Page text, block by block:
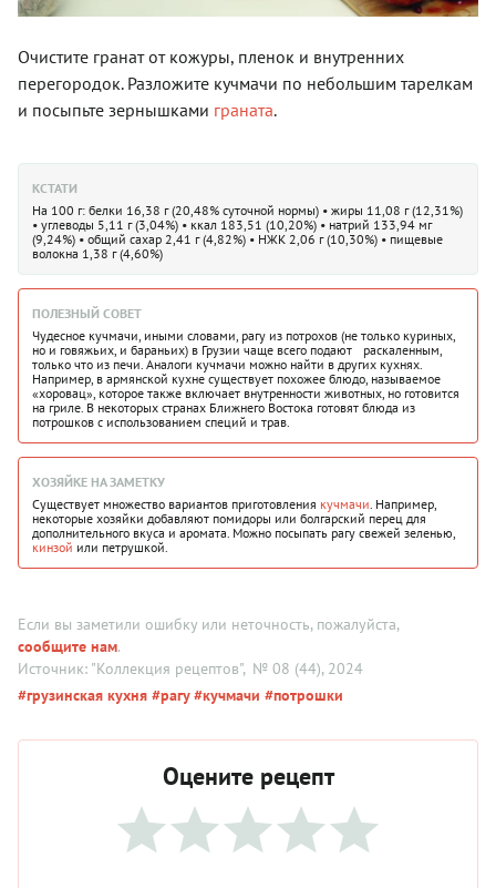
Очистите гранат от кожуры, пленок и внутренних
перегородок. Разложите кучмачи по небольшим тарелкам
и посыпьте зернышками граната.
КСТАТИ
На 100 г: белки 16,38 г (20,48% суточной нормы) • жиры 11,08 г (12,31%)
• углеводы 5,11 г (3,04%) • ккал 183,51 (10,20%) • натрий 133,94 мг
(9,24%) • общий сахар 2,41 г (4,82%) • НЖК 2,06 г (10,30%) • пищевые
волокна 1,38 г (4,60%)
ПОЛЕЗНЫЙ СОВЕТ
Чудесное кучмачи, иными словами, рагу из потрохов (не только куриных,
но и говяжьих, и бараньих) в Грузии чаще всего подают раскаленным,
только что из печи. Аналоги кучмачи можно найти в других кухнях.
Например, в армянской кухне существует похожее блюдо, называемое
«хоровац», которое также включает внутренности животных, но готовится
на гриле. В некоторых странах Ближнего Востока готовят блюда из
потрошков с использованием специй и трав.
ХОЗЯЙКЕ НА ЗАМЕТКУ
Существует множество вариантов приготовления кучмачи. Например,
некоторые хозяйки добавляют помидоры или болгарский перец для
дополнительного вкуса и аромата. Можно посыпать рагу свежей зеленью,
кинзой или петрушкой.
Если вы заметили ошибку или неточность, пожалуйста,
сообщите нам.
Источник: "Коллекция рецептов", № 08 (44), 2024
#грузинская кухня #рагу#кучмачи #потрошки
Оцените рецепт